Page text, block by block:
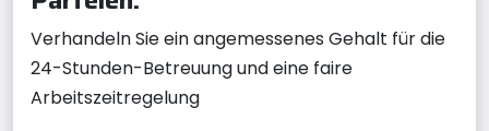
Verhandeln Sie ein angemessenes Gehalt für die
24-Stunden-Betreuung und eine faire
Arbeitszeitregelung